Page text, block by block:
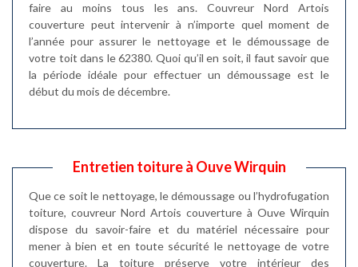
faire au moins tous les ans. Couvreur Nord Artois
couverture peut intervenir à n’importe quel moment de
l’année pour assurer le nettoyage et le démoussage de
votre toit dans le 62380. Quoi qu’il en soit, il faut savoir que
la période idéale pour effectuer un démoussage est le
début du mois de décembre.
Entretien toiture à Ouve Wirquin
Que ce soit le nettoyage, le démoussage ou l’hydrofugation
toiture, couvreur Nord Artois couverture à Ouve Wirquin
dispose du savoir-faire et du matériel nécessaire pour
mener à bien et en toute sécurité le nettoyage de votre
couverture. La toiture préserve votre intérieur des